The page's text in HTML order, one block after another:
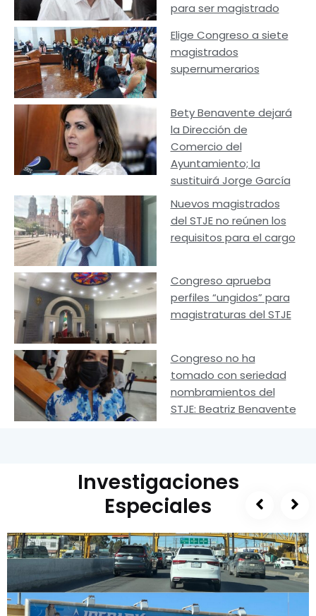
para ser magistrado
Elige Congreso a siete
magistrados
supernumerarios
Bety Benavente dejará
la Dirección de
Comercio del
Ayuntamiento; la
sustituirá Jorge García
Nuevos magistrados
del STJE no reúnen los
requisitos para el cargo
Congreso aprueba
perfiles “ungidos” para
magistraturas del STJE
Congreso no ha
tomado con seriedad
nombramientos del
STJE: Beatriz Benavente
Investigaciones
Especiales